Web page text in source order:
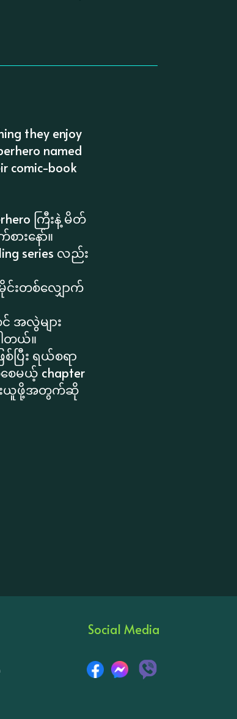
they enjoy
named
comic-book
ကြီးနဲ့ မိတ်
ားနော်။
series လည်း
င်းတစ်လျှောက်
အလွဲများ
ါတယ်။
ြီး ရယ်စရာ
ေမယ့် chapter
ားယူဖို့အတွက်ဆို
Social Media